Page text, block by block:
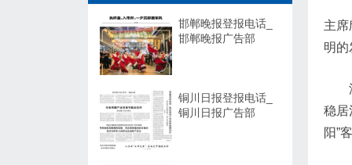
主
明的
稳居
阳”
邯郸晚报登报电话_
邯郸晚报广告部
铜川日报登报电话_
铜川日报广告部